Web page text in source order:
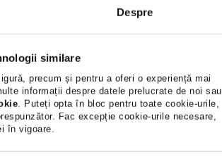
Despre
similare
precum și pentru a oferi o experiență mai
informații despre datele prelucrate de noi sau
. Puteți opta în bloc pentru toate cookie-urile,
Fac excepție cookie-urile necesare,
în vigoare.
disponibile 2